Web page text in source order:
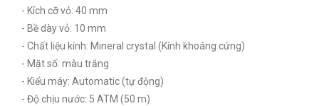
- Kích cỡ vỏ: 40 mm
- Bề dày vỏ: 10 mm
- Chất liệu kính: Mineral crystal (Kính khoáng cứng)
- Mặt số: màu trắng
- Kiểu máy: Automatic (tự động)
- Độ chịu nước: 5 ATM (50 m)